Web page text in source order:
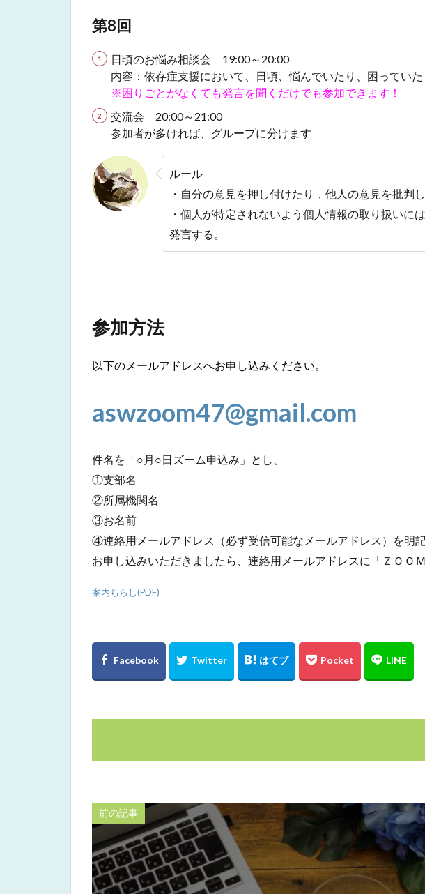
第8回
日頃のお悩み相談会 19:00～20:00
内容：依存症支援において、日頃、悩んでいたり、困ってい
※困りごとがなくても発言を聞くだけでも参加できます！
交流会 20:00～21:00
参加者が多ければ、グループに分けます
ルール
・自分の意見を押し付けたり，他人の意見を批判し
・個人が特定されないよう個人情報の取り扱いに
発言する。
参加方法
以下のメールアドレスへお申し込みください。
aswzoom47@gmail.com
件名を「○月○日ズーム申込み」とし、
①支部名
②所属機関名
③お名前
④連絡用メールアドレス（必ず受信可能なメールアドレス）を明
お申し込みいただきましたら、連絡用メールアドレスに「ＺＯＯ
案内ちらし(PDF)
前の記事